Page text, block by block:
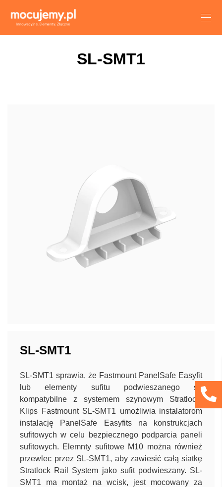
SL-SMT1
SL-SMT1
SL-SMT1 sprawia, że Fastmount PanelSafe Easyfit
lub elementy sufitu podwieszanego są
kompatybilne z systemem szynowym Stratlock.
Klips Fastmount SL-SMT1 umożliwia instalatorom
instalację PanelSafe Easyfits na konstrukcjach
sufitowych w celu bezpiecznego podparcia paneli
sufitowych. Elemnty sufitowe M10 można również
przewlec przez SL-SMT1, aby zawiesić całą siatkę
Stratlock Rail System jako sufit podwieszany. SL-
SMT1 ma montaż na wcisk, jest mocowany za